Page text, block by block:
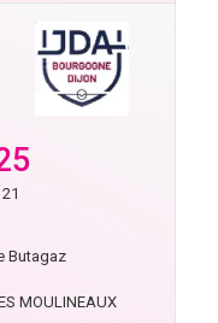
Butagaz
MOULINEAUX